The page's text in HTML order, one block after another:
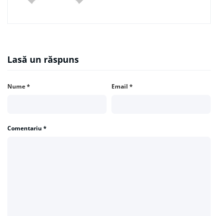
Lasă un răspuns
Nume* Email *
Comentariu *